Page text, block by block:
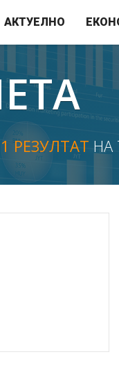
АКТУЕЛНО
1 РЕЗУЛТАТ НА